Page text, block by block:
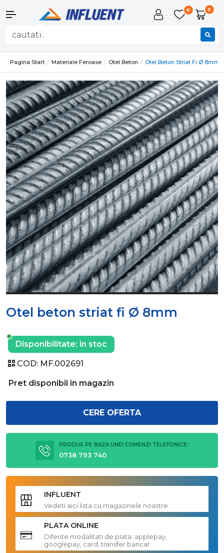
0 0
Pagina Start Materiale Feroase Otel Beton Otel Beton Striat Fi Ø 8mm
Otel beton striat fi Ø 8mm
Disponibilitate: in stoc
COD: MF.002691
Pret disponibil in magazin
CERE OFERTA
PRODUS PE BAZA UNEI COMENZI TELEFONICE:
0738 793 740
INFLUENT
Vedeti aici lista cu magazinele noastre
PLATA ONLINE
Diferite modalitati de plata: applepay,
googlepay, card, transfer bancar